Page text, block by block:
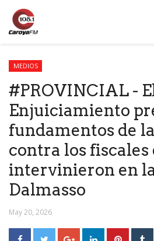
MEDIOS
#PROVINCIAL -
Enjuiciamiento
fundamentos de
contra los fiscales
intervinieron en
Dalmasso
May 20, 2026